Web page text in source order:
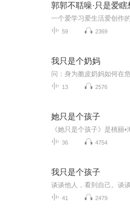
郭郭不聒噪·只是爱瞎
59 2369
我只是个奶妈
13 2576
她只是个孩子
36 4754
我只是个孩子
41 2479